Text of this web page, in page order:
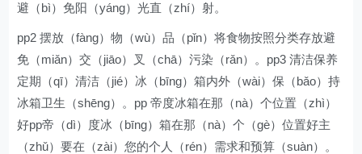
避（bì）免阳（yáng）光直（zhí）射。
pp2 摆放（fàng）物（wù）品（pǐn）将食物按照分类存放避
免（miǎn）交（jiāo）叉（chā）污染（rǎn）。pp3 清洁保养
定期（qī）清洁（jié）冰（bīng）箱内外（wài）保（bǎo）持
冰箱卫生（shēng）。pp 帝度冰箱在那（nà）个位置（zhì）
好pp帝（dì）度冰（bīng）箱在那（nà）个（gè）位置好主
（zhǔ）要在（zài）您的个人（rén）需求和预算（suàn）。